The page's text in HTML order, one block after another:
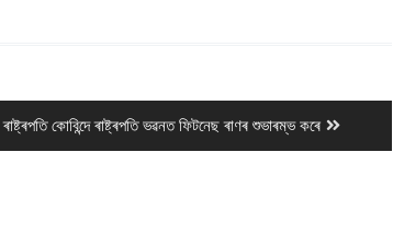
Next
post:
ৰাষ্ট্ৰপতি কোবিন্দে ৰাষ্ট্ৰপতি ভৱনত ফিটনেছ ৰাণৰ শুভাৰম্ভ কৰে